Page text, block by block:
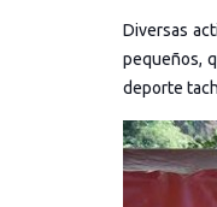
Diversas
pequeños,
deporte